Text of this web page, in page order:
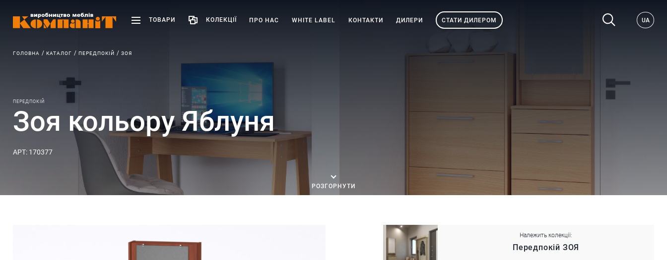
ТОВАРИ КОЛЕКЦІЇ ПРО НАС WHITE LABEL КОНТАКТИ ДИЛЕРИ СТАТИ ДИЛЕРОМ UA
ГОЛОВНА КАТАЛОГ ПЕРЕДПОКІЙ ЗОЯ
ПЕРЕДПОКІЙ
Зоя кольору Яблуня
АРТ: 170377
РОЗГОРНУТИ
Належить колекції:
Передпокій ЗОЯ